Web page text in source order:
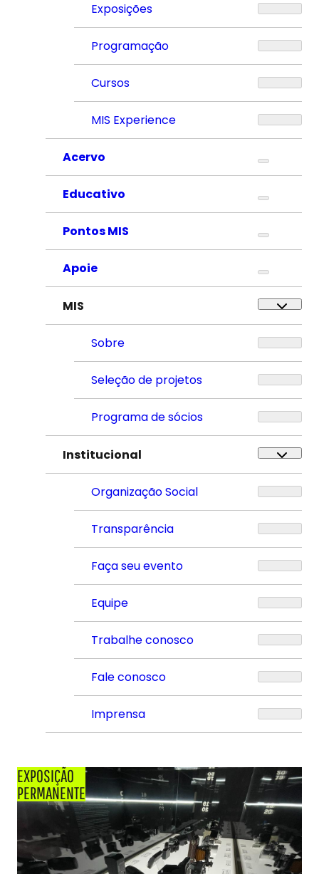
Exposições
Programação
Cursos
MIS Experience
Acervo
Educativo
Pontos MIS
Apoie
MIS
Sobre
Seleção de projetos
Programa de sócios
Institucional
Organização Social
Transparência
Faça seu evento
Equipe
Trabalhe conosco
Fale conosco
Imprensa
EXPOSIÇÃO
PERMANENTE